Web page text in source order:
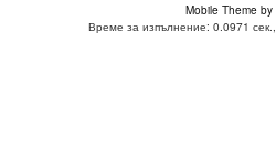
Mobile Theme by
Време за изпълнение: 0.0971